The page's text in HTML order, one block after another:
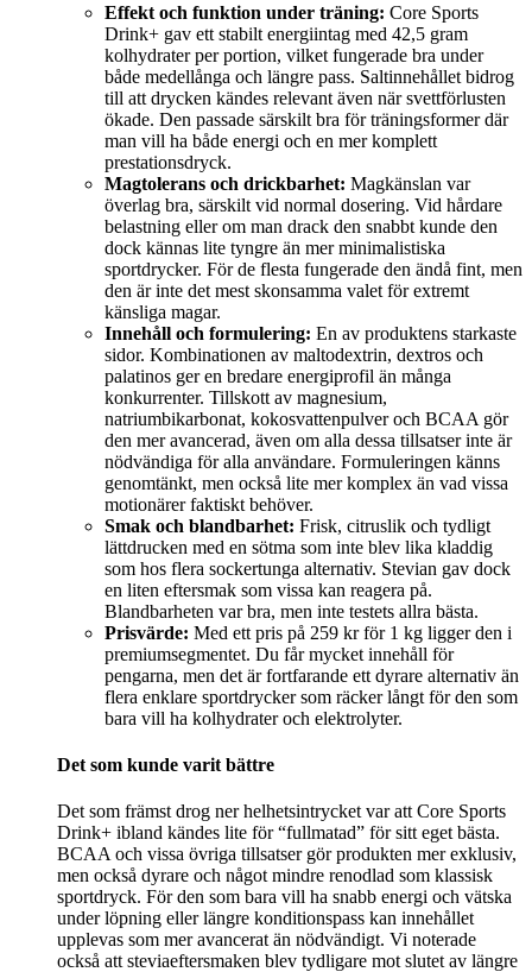
Effekt och funktion under träning: Core Sports
Drink+ gav ett stabilt energiintag med 42,5 gram
kolhydrater per portion, vilket fungerade bra under
både medellånga och längre pass. Saltinnehållet bidrog
till att drycken kändes relevant även när svettförlusten
ökade. Den passade särskilt bra för träningsformer där
man vill ha både energi och en mer komplett
prestationsdryck.
Magtolerans och drickbarhet: Magkänslan var
överlag bra, särskilt vid normal dosering. Vid hårdare
belastning eller om man drack den snabbt kunde den
dock kännas lite tyngre än mer minimalistiska
sportdrycker. För de flesta fungerade den ändå fint, men
den är inte det mest skonsamma valet för extremt
känsliga magar.
Innehåll och formulering: En av produktens starkaste
sidor. Kombinationen av maltodextrin, dextros och
palatinos ger en bredare energiprofil än många
konkurrenter. Tillskott av magnesium,
natriumbikarbonat, kokosvattenpulver och BCAA gör
den mer avancerad, även om alla dessa tillsatser inte är
nödvändiga för alla användare. Formuleringen känns
genomtänkt, men också lite mer komplex än vad vissa
motionärer faktiskt behöver.
Smak och blandbarhet: Frisk, citruslik och tydligt
lättdrucken med en sötma som inte blev lika kladdig
som hos flera sockertunga alternativ. Stevian gav dock
en liten eftersmak som vissa kan reagera på.
Blandbarheten var bra, men inte testets allra bästa.
Prisvärde: Med ett pris på 259 kr för 1 kg ligger den i
premiumsegmentet. Du får mycket innehåll för
pengarna, men det är fortfarande ett dyrare alternativ än
flera enklare sportdrycker som räcker långt för den som
bara vill ha kolhydrater och elektrolyter.
Det som kunde varit bättre
Det som främst drog ner helhetsintrycket var att Core Sports
Drink+ ibland kändes lite för “fullmatad” för sitt eget bästa.
BCAA och vissa övriga tillsatser gör produkten mer exklusiv,
men också dyrare och något mindre renodlad som klassisk
sportdryck. För den som bara vill ha snabb energi och vätska
under löpning eller längre konditionspass kan innehållet
upplevas som mer avancerat än nödvändigt. Vi noterade
också att steviaeftersmaken blev tydligare mot slutet av längre